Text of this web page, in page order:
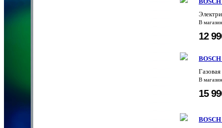
В
12
В
15